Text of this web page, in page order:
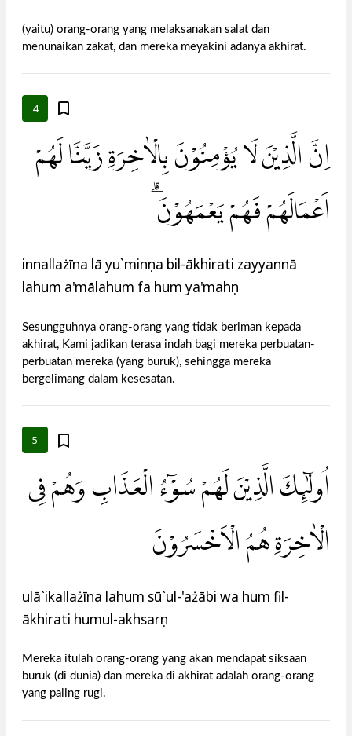
(yaitu) orang-orang yang melaksanakan salat dan
menunaikan zakat, dan mereka meyakini adanya akhirat.
4
اِنَّ الَّذِيْنَ لَا يُؤْمِنُوْنَ بِالْاٰخِرَةِ زَيَّنَّا لَهُمْ
اَعْمَالَهُمْ فَهُمْ يَعْمَهُوْنَ ۗ
innallażīna lā yu`minụna bil-ākhirati zayyannā
lahum a'mālahum fa hum ya'mahụn
Sesungguhnya orang-orang yang tidak beriman kepada
akhirat, Kami jadikan terasa indah bagi mereka perbuatan-
perbuatan mereka (yang buruk), sehingga mereka
bergelimang dalam kesesatan.
5
اُولٰۤىِٕكَ الَّذِيْنَ لَهُمْ سُوْۤءُ الْعَذَابِ وَهُمْ فِى
الْاٰخِرَةِ هُمُ الْاَخْسَرُوْنَ
ulā`ikallażīna lahum sū`ul-'ażābi wa hum fil-
ākhirati humul-akhsarụn
Mereka itulah orang-orang yang akan mendapat siksaan
buruk (di dunia) dan mereka di akhirat adalah orang-orang
yang paling rugi.